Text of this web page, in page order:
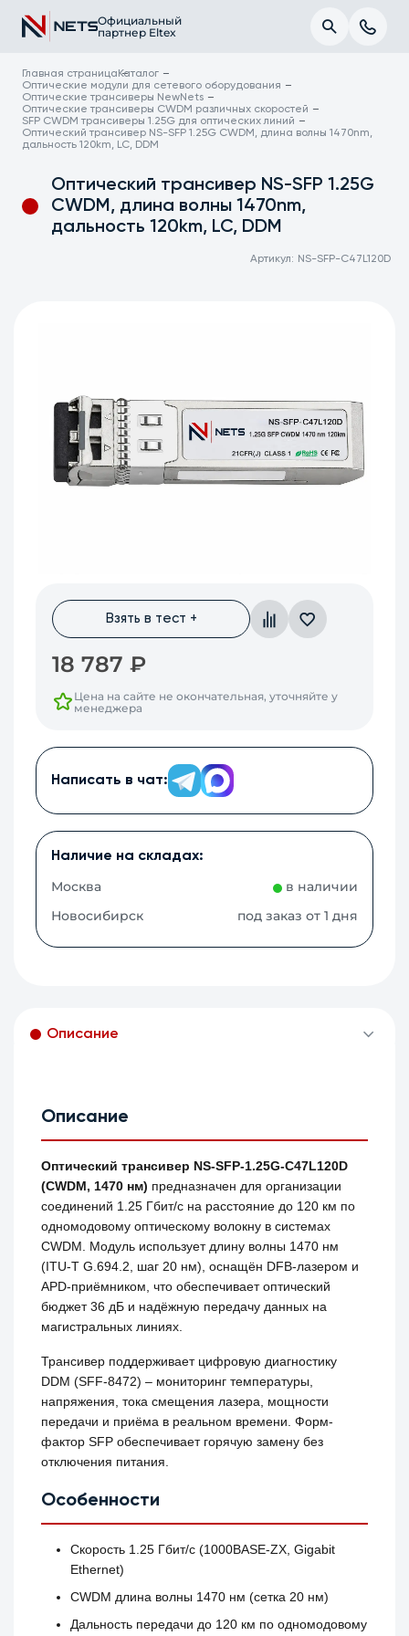
Официальный
партнер Eltex
Главная страница Каталог
Оптические модули для сетевого оборудования
Оптические трансиверы NewNets
Оптические трансиверы CWDM различных скоростей
SFP CWDM трансиверы 1.25G для оптических линий
Оптический трансивер NS-SFP 1.25G CWDM, длина волны 1470nm,
дальность 120km, LC, DDM
Оптический трансивер NS-SFP 1.25G
CWDM, длина волны 1470nm,
дальность 120km, LC, DDM
Артикул: NS-SFP-C47L120D
Взять в тест +
18 787₽
Цена на сайте не окончательная, уточняйте у
менеджера
Написать в чат:
Наличие на складах:
Москва
в наличии
Новосибирск
под заказ от 1 дня
Описание
Описание
Оптический трансивер NS-SFP-1.25G-C47L120D
(CWDM, 1470 нм) предназначен для организации
соединений 1.25 Гбит/с на расстояние до 120 км по
одномодовому оптическому волокну в системах
CWDM. Модуль использует длину волны 1470 нм
(ITU‑T G.694.2, шаг 20 нм), оснащён DFB-лазером и
APD-приёмником, что обеспечивает оптический
бюджет 36 дБ и надёжную передачу данных на
магистральных линиях.
Трансивер поддерживает цифровую диагностику
DDM (SFF‑8472) – мониторинг температуры,
напряжения, тока смещения лазера, мощности
передачи и приёма в реальном времени. Форм-
фактор SFP обеспечивает горячую замену без
отключения питания.
Особенности
Скорость 1.25 Гбит/с (1000BASE‑ZX, Gigabit
Ethernet)
CWDM длина волны 1470 нм (сетка 20 нм)
Дальность передачи до 120 км по одномодовому